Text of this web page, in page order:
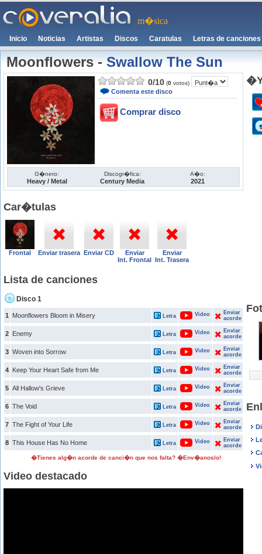
m�sica
Inicio Noticias Artistas Discos Caratulas Letras de canciones
Moonflowers-Swallow The Sun
0/10 (0 votos)
Comenta este disco
Comprar disco
G�nero:
Heavy / Metal
Discogr�fica:
Century Media
A�o:
2021
Car�tulas
Frontal Enviar trasera Enviar CD
Enviar
Int. Frontal
Enviar
Int. Trasera
Lista de canciones
Disco 1
1 Moonflowers Bloom in Misery Letra Video
Enviar
acorde
2 Enemy Letra Video
Enviar
acorde
3 Woven into Sorrow Letra Video
Enviar
acorde
4 Keep Your Heart Safe from Me Letra Video
Enviar
acorde
5 All Hallow's Grieve Letra Video
Enviar
acorde
6 The Void Letra Video
Enviar
acorde
7 The Fight of Your Life Letra Video
Enviar
acorde
8 This House Has No Home Letra Video
Enviar
acorde
�Tienes alg�n acorde de canci�n que nos falta? �Env�anoslo!
Video destacado